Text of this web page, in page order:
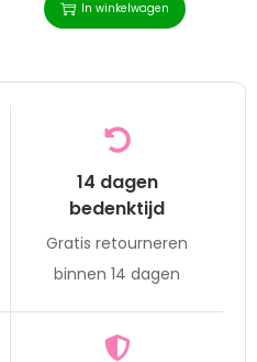
In winkelwagen
14 dagen
bedenktijd
Gratis retourneren
binnen 14 dagen